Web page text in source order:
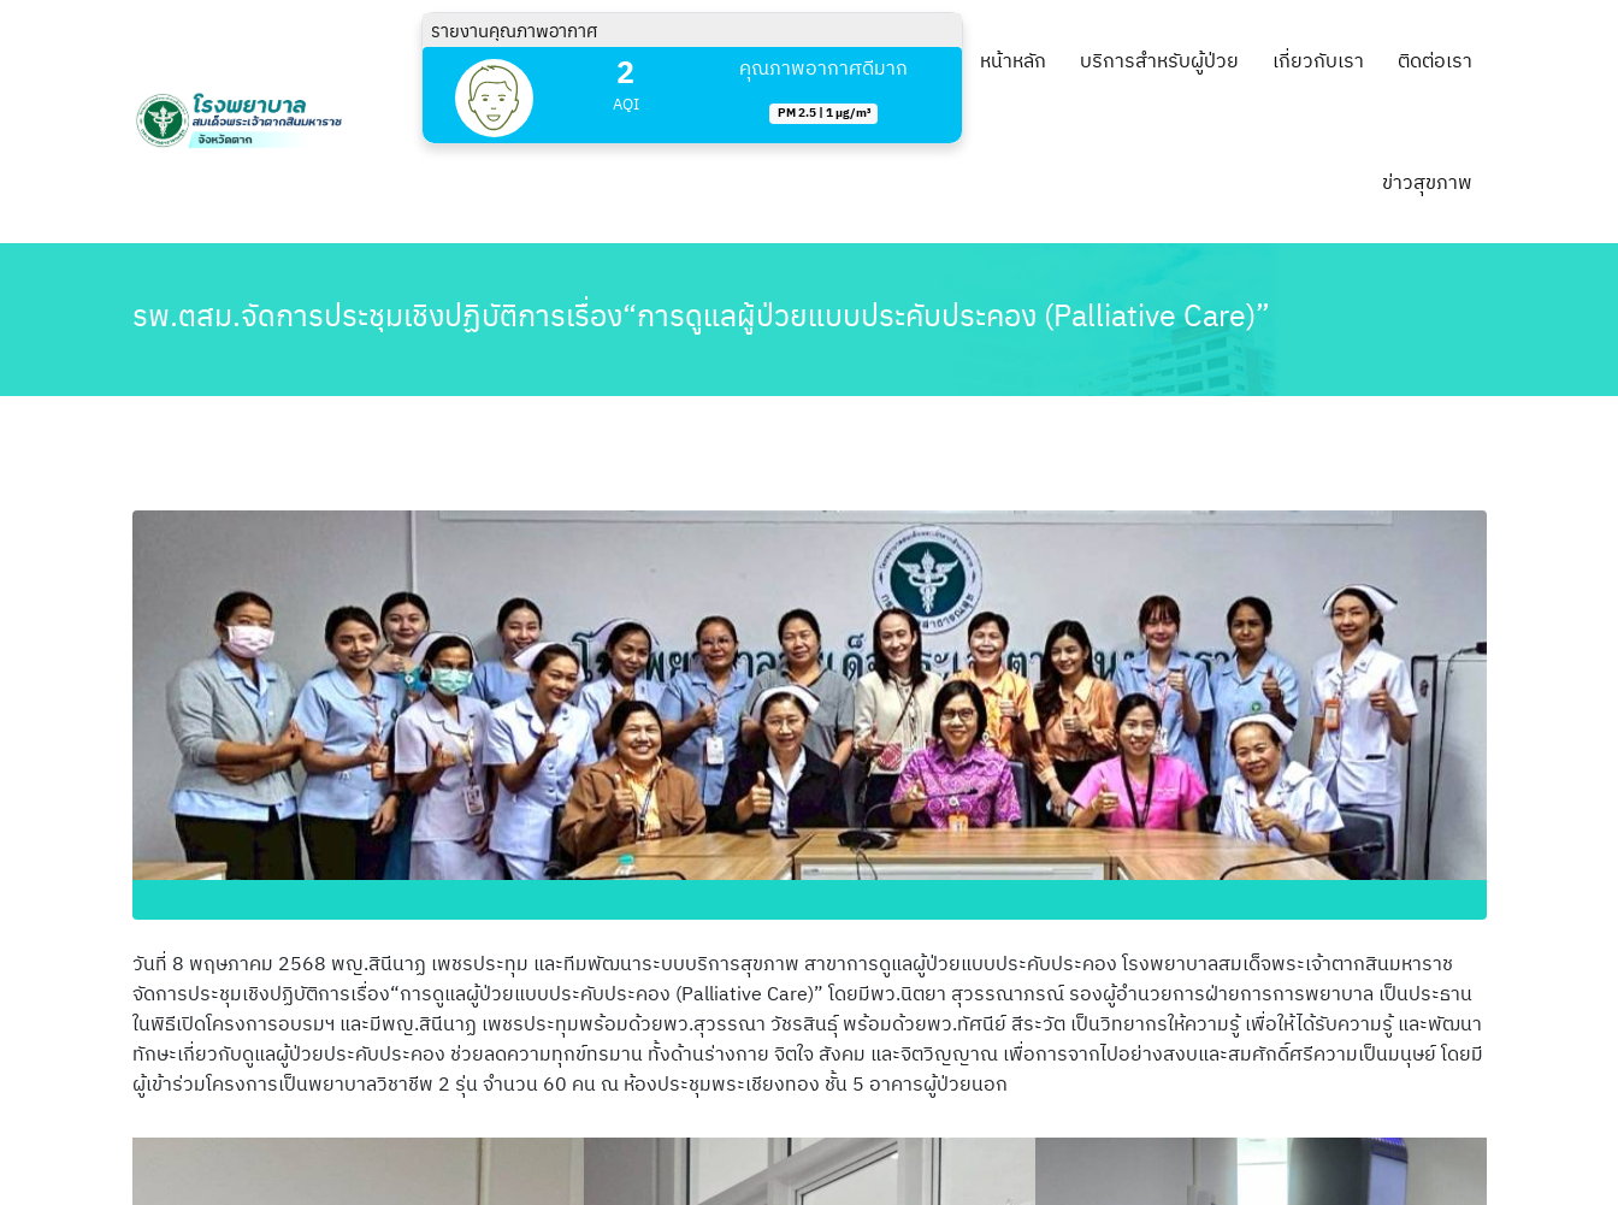
รายงานคุณภาพอากาศ
2
AQI
คุณภาพอากาศดีมาก
PM 2.5 | 1 µg/m³
หน้าหลัก บริการสำหรับผู้ป่วย เกี่ยวกับเรา ติดต่อเรา
ข่าวสุขภาพ
รพ.ตสม.จัดการประชุมเชิงปฏิบัติการเรื่อง“การดูแลผู้ป่วยแบบประคับประคอง (Palliative Care)”
วันที่ 8 พฤษภาคม 2568 พญ.สินีนาฏ เพชรประทุม และทีมพัฒนาระบบบริการสุขภาพ สาขาการดูแลผู้ป่วยแบบประคับประคอง โรงพยาบาลสมเด็จพระเจ้าตากสินมหาราช
จัดการประชุมเชิงปฏิบัติการเรื่อง“การดูแลผู้ป่วยแบบประคับประคอง (Palliative Care)” โดยมีพว.นิตยา สุวรรณาภรณ์ รองผู้อำนวยการฝ่ายการการพยาบาล เป็นประธาน
ในพิธีเปิดโครงการอบรมฯ และมีพญ.สินีนาฏ เพชรประทุมพร้อมด้วยพว.สุวรรณา วัชรสินธุ์ พร้อมด้วยพว.ทัศนีย์ สีระวัต เป็นวิทยากรให้ความรู้ เพื่อให้ได้รับความรู้ และพัฒนา
ทักษะเกี่ยวกับดูแลผู้ป่วยประคับประคอง ช่วยลดความทุกข์ทรมาน ทั้งด้านร่างกาย จิตใจ สังคม และจิตวิญญาณ เพื่อการจากไปอย่างสงบและสมศักดิ์ศรีความเป็นมนุษย์ โดยมี
ผู้เข้าร่วมโครงการเป็นพยาบาลวิชาชีพ 2 รุ่น จำนวน 60 คน ณ ห้องประชุมพระเชียงทอง ชั้น 5 อาคารผู้ป่วยนอก